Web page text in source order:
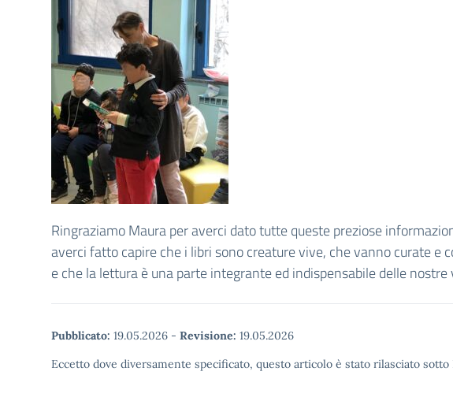
Ringraziamo Maura per averci dato tutte queste preziose
averci fatto capire che i libri sono creature vive, che vanno curate e
e che la lettura è una parte integrante ed indispensabile delle nostre
Pubblicato: 19.05.2026 - Revisione: 19.05.2026
Eccetto dove diversamente specificato, questo articolo è stato rilasciato